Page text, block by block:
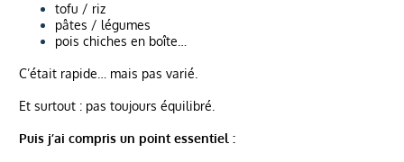
tofu / riz
pâtes / légumes
pois chiches en boîte…
C’était rapide… mais pas varié.
Et surtout : pas toujours équilibré.
Puis j’ai compris un point essentiel :